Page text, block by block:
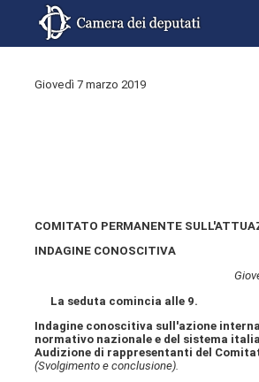
Giovedì 7 marzo 2019
COMITATO PERMANENTE
INDAGINE CONOSCITIVA
La seduta comincia alle 9.
Indagine conoscitiva sull'azione
normativo nazionale e del sistema
Audizione di rappresentanti del
(Svolgimento e conclusione).